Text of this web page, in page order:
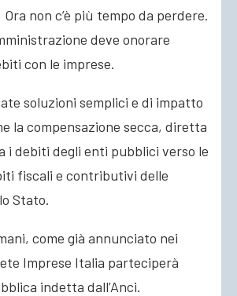
non c’è più tempo da perdere.
deve onorare
con le imprese.
soluzioni semplici e di impatto
la compensazione secca, diretta
i debiti degli enti pubblici verso le
fiscali e contributivi delle
Stato.
come già annunciato nei
Imprese Italia parteciperà
indetta dall’Anci.